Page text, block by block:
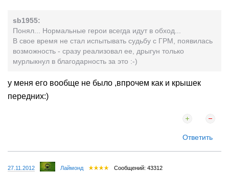
sb1955:
Понял... Нормальные герои всегда идут в обход...
В свое время не стал испытывать судьбу с ГРМ, появилась
возможность - сразу реализовал ее, дрыгун только
мурлыкнул в благодарность за это :-)
у меня его вообще не было ,впрочем как и крышек
передних:)
Ответить
27.11.2012 Лаймонд Сообщений: 43312